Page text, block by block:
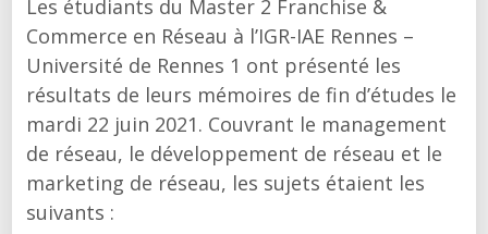
Les étudiants du Master 2 Franchise &
Commerce en Réseau à l’IGR-IAE Rennes –
Université de Rennes 1 ont présenté les
résultats de leurs mémoires de fin d’études le
mardi 22 juin 2021. Couvrant le management
de réseau, le développement de réseau et le
marketing de réseau, les sujets étaient les
suivants :